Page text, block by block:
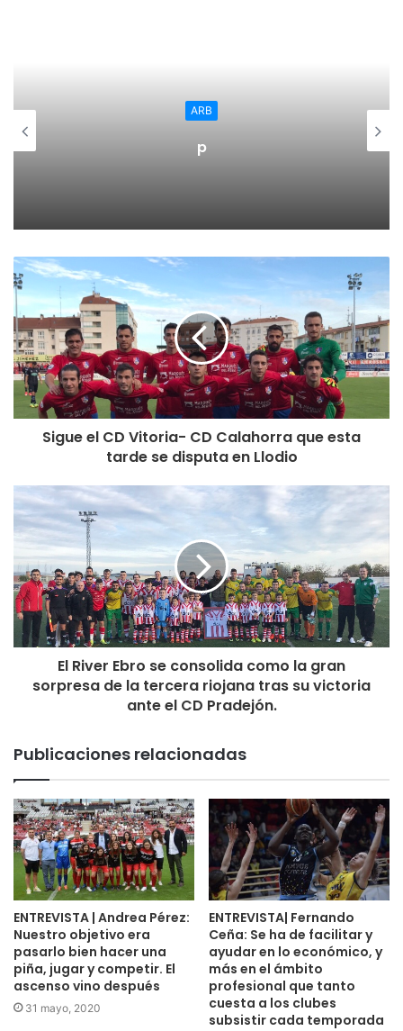
ARB
p
Sigue el CD Vitoria- CD Calahorra que esta
tarde se disputa en Llodio
El River Ebro se consolida como la gran
sorpresa de la tercera riojana tras su victoria
ante el CD Pradejón.
Publicaciones relacionadas
ENTREVISTA | Andrea Pérez:
Nuestro objetivo era
pasarlo bien hacer una
piña, jugar y competir. El
ascenso vino después
31 mayo, 2020
ENTREVISTA| Fernando
Ceña: Se ha de facilitar y
ayudar en lo económico, y
más en el ámbito
profesional que tanto
cuesta a los clubes
subsistir cada temporada